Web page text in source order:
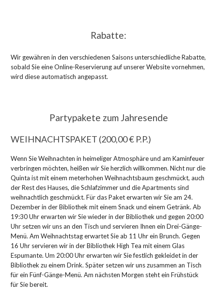
Rabatte:
Wir gewähren in den verschiedenen Saisons unterschiedliche Rabatte,
sobald Sie eine Online-Reservierung auf unserer Website vornehmen,
wird diese automatisch angepasst.
Partypakete zum Jahresende
WEIHNACHTSPAKET (200,00 € P.P.)
Wenn Sie Weihnachten in heimeliger Atmosphäre und am Kaminfeuer
verbringen möchten, heißen wir Sie herzlich willkommen. Nicht nur die
Quinta ist mit einem meterhohen Weihnachtsbaum geschmückt, auch
der Rest des Hauses, die Schlafzimmer und die Apartments sind
weihnachtlich geschmückt. Für das Paket erwarten wir Sie am 24.
Dezember in der Bibliothek mit einem Snack und einem Getränk. Ab
19:30 Uhr erwarten wir Sie wieder in der Bibliothek und gegen 20:00
Uhr setzen wir uns an den Tisch und servieren Ihnen ein Drei-Gänge-
Menü. Am Weihnachtstag erwartet Sie ab 11 Uhr ein Brunch. Gegen
16 Uhr servieren wir in der Bibliothek High Tea mit einem Glas
Espumante. Um 20:00 Uhr erwarten wir Sie festlich gekleidet in der
Bibliothek zu einem Drink. Später setzen wir uns zusammen an Tisch
für ein Fünf-Gänge-Menü. Am nächsten Morgen steht ein Frühstück
für Sie bereit.